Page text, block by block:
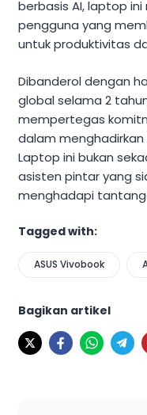
berbasis AI, laptop
pengguna yang
untuk produktivitas
Dibanderol dengan
global selama 2
mempertegas
dalam
Laptop ini bukan
asisten pintar yang
menghadapi
Tagged with:
ASUS Vivobook
Bagikan artikel